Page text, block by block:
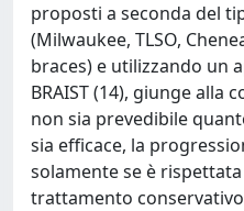
proposti a seconda del
(Milwaukee, TLSO,
braces) e utilizzando un
BRAIST (14), giunge alla
non sia prevedibile
sia efficace, la
solamente se è
trattamento